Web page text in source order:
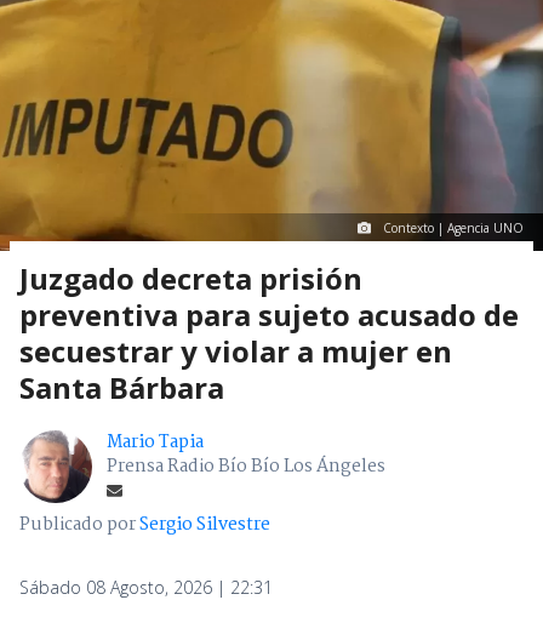
Contexto | Agencia UNO
Juzgado decreta prisión
preventiva para sujeto acusado de
secuestrar y violar a mujer en
Santa Bárbara
Mario Tapia
Prensa Radio Bío Bío Los Ángeles
Publicado porSergio Silvestre
Sábado 08 Agosto, 2026 | 22:31